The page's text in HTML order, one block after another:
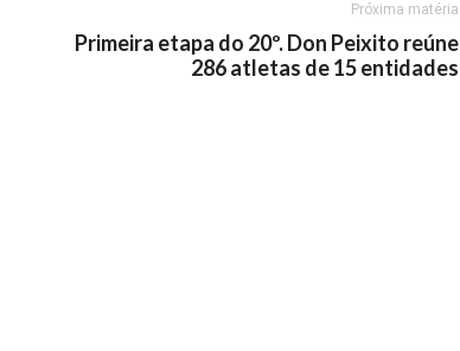
Próxima matéria
Primeira etapa do 20º. Don Peixito reúne
286 atletas de 15 entidades